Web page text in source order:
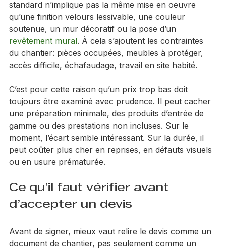
ancienne peinture peu adhérente.
Le choix de la finition joue aussi. Un blanc mat
standard n’implique pas la même mise en oeuvre
qu’une finition velours lessivable, une couleur
soutenue, un mur décoratif ou la pose d’un
du chantier: pièces occupées, meubles à protéger,
accès difficile, échafaudage, travail en site habité.
C’est pour cette raison qu’un prix trop bas doit
toujours être examiné avec prudence. Il peut cacher
une préparation minimale, des produits d’entrée de
gamme ou des prestations non incluses. Sur le
peut coûter plus cher en reprises, en défauts visuels
ou en usure prématurée.
Ce qu’il faut vérifier avant
d’accepter un devis